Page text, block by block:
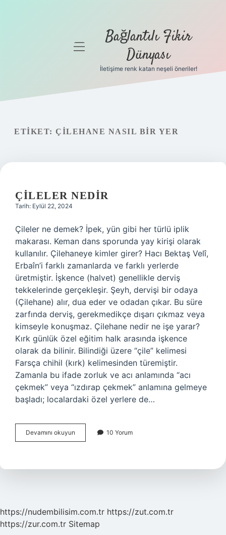
Gizlilik
Yasal Uyarı
Hakkımızda
menüyü
Bağlantılı Fikir
Dünyası
İletişime renk katan neşeli öneriler!
ETIKET: ÇILEHANE NASIL BIR YER
ÇILELER NEDIR
Tarih: Eylül 22, 2024
Çileler ne demek? İpek, yün gibi her türlü iplik
makarası. Keman dans sporunda yay kirişi olarak
kullanılır. Çilehaneye kimler girer? Hacı Bektaş Velî,
Erbaîn’i farklı zamanlarda ve farklı yerlerde
üretmiştir. İşkence (halvet) genellikle derviş
tekkelerinde gerçekleşir. Şeyh, dervişi bir odaya
(Çilehane) alır, dua eder ve odadan çıkar. Bu süre
zarfında derviş, gerekmedikçe dışarı çıkmaz veya
kimseyle konuşmaz. Çilehane nedir ne işe yarar?
Kırk günlük özel eğitim halk arasında işkence
olarak da bilinir. Bilindiği üzere “çile” kelimesi
Farsça chihil (kırk) kelimesinden türemiştir.
Zamanla bu ifade zorluk ve acı anlamında “acı
çekmek” veya “ızdırap çekmek” anlamına gelmeye
başladı; localardaki özel yerlere de…
Devamını okuyun
Nedir
10 Yorum
https://nudembilisim.com.tr https://zut.com.tr
https://zur.com.tr Sitemap